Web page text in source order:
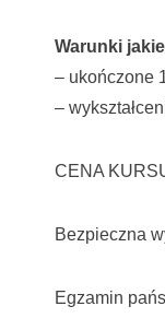
Warunki
– ukończone
–
CENA
Bezpieczna
Egzamin